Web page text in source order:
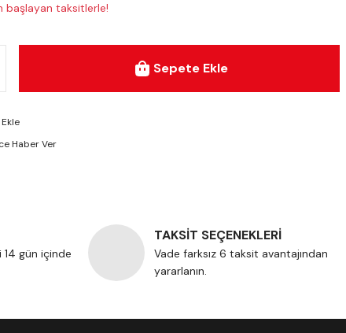
başlayan taksitlerle!
Sepete Ekle
Haber Ver
14 gün içinde
TAKSİT SEÇENEKLERİ
Vade farksız 6 taksit avantajından
yararlanın.